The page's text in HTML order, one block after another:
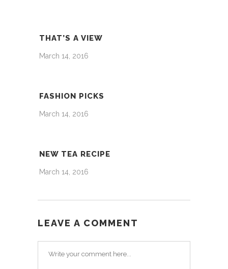
THAT’S A VIEW
March 14, 2016
FASHION PICKS
March 14, 2016
NEW TEA RECIPE
March 14, 2016
LEAVE A COMMENT